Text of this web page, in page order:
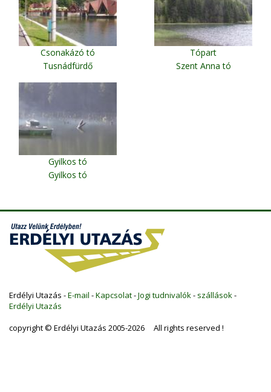
Csonakázó tó
Tusnádfürdő
Tópart
Szent Anna tó
Gyilkos tó
Gyilkos tó
Erdélyi Utazás -E-mail -Kapcsolat-Jogi tudnivalók - szállások -
Erdélyi Utazás
copyright © Erdélyi Utazás 2005-2026 All rights reserved !